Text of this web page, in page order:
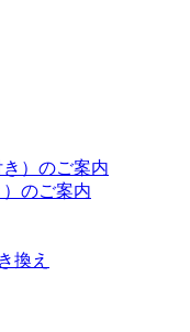
）のご案内
のご案内
換え